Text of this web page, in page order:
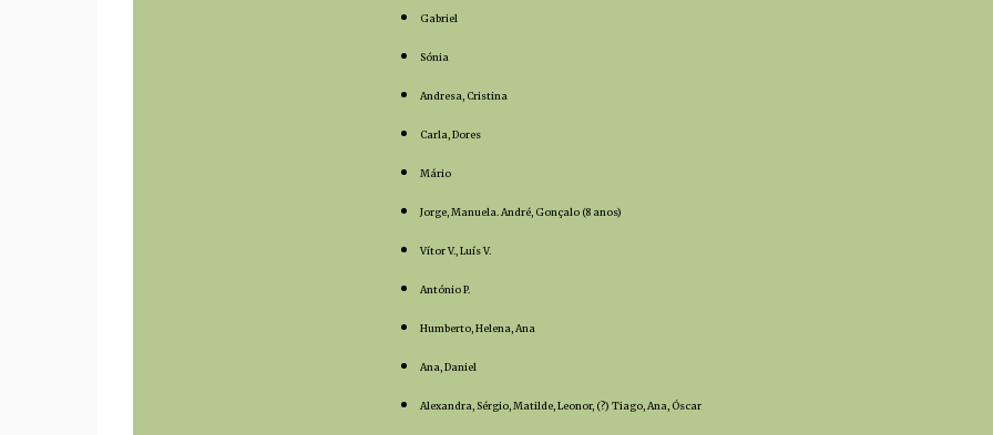
Gabriel
Sónia
Andresa, Cristina
Carla, Dores
Mário
Jorge, Manuela. André, Gonçalo (8 anos)
Vítor V., Luís V.
António P.
Humberto, Helena, Ana
Ana, Daniel
Alexandra, Sérgio, Matilde, Leonor, (?) Tiago, Ana, Óscar